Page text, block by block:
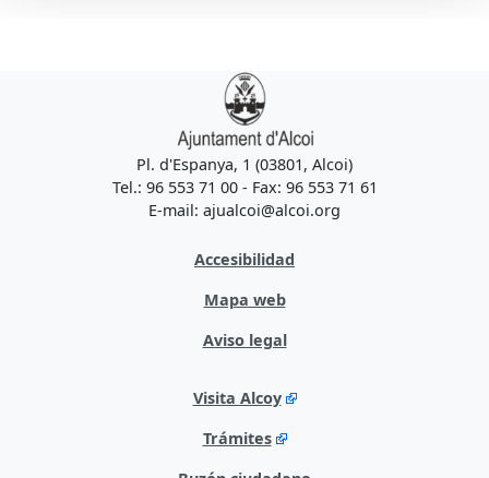
Pl. d'Espanya, 1 (03801, Alcoi)
Tel.: 96 553 71 00 - Fax: 96 553 71 61
E-mail: ajualcoi@alcoi.org
Accesibilidad
Mapa web
Aviso legal
Visita Alcoy
Trámites